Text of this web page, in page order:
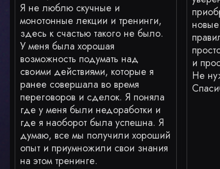
Я не люблю скучные и
монотонные лекции и тренинги,
здесь к счастью такого не было.
У меня была хорошая
возможность подумать над
своими действиями, которые я
ранее совершала во время
переговоров и сделок. Я поняла
где у меня были недоработки и
где я наоборот была успешна. Я
думаю, все мы получили хороший
опыт и приумножили свои знания
на этом тренинге.
и
Не